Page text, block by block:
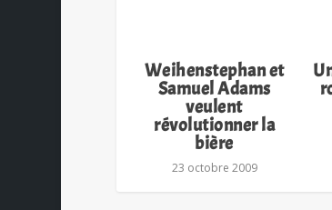
Weihenstephan et
Samuel Adams
veulent
révolutionner la
bière
23 octobre 2009